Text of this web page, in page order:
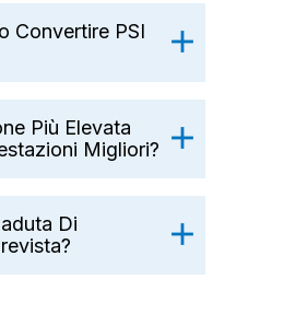
Convertire PSI
Più Elevata
Migliori?
Di